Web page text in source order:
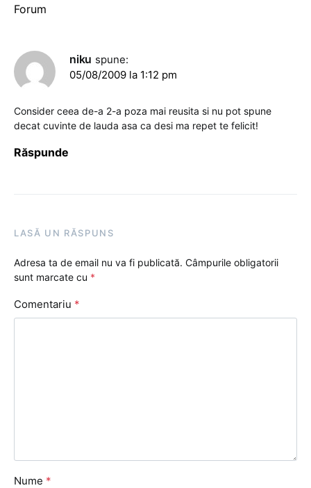
Forum
niku spune:
05/08/2009 la 1:12 pm
Consider ceea de-a 2-a poza mai reusita si nu pot spune
decat cuvinte de lauda asa ca desi ma repet te felicit!
Răspunde
LASĂ UN RĂSPUNS
Adresa ta de email nu va fi publicată. Câmpurile obligatorii
sunt marcate cu *
Comentariu *
Nume *